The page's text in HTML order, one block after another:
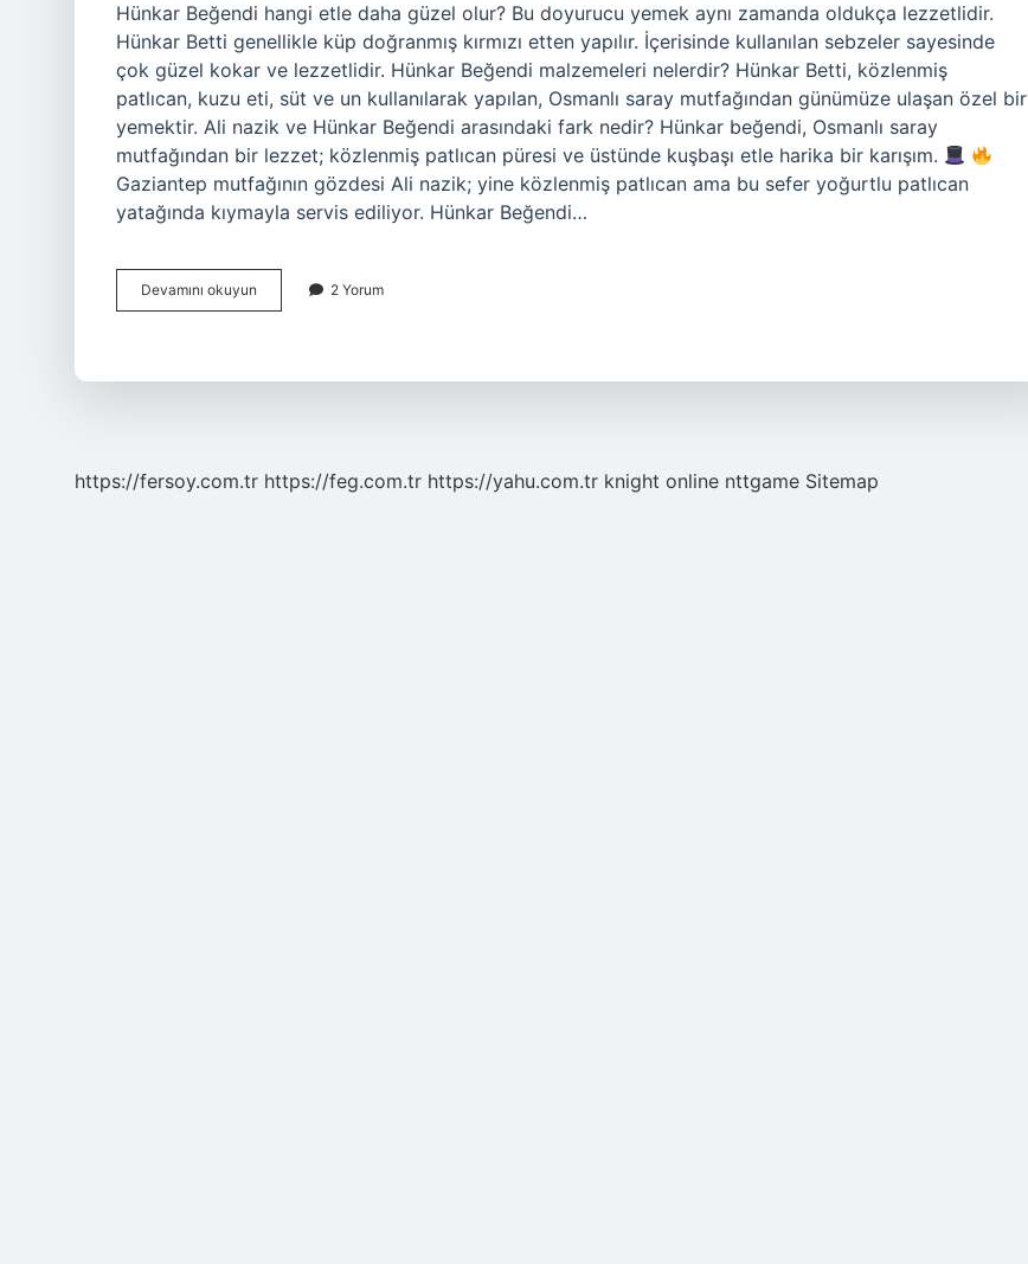
Hünkar Beğendi hangi etle daha güzel olur? Bu doyurucu yemek aynı zamanda oldukça lezzetlidir.
Hünkar Betti genellikle küp doğranmış kırmızı etten yapılır. İçerisinde kullanılan sebzeler sayesinde
çok güzel kokar ve lezzetlidir. Hünkar Beğendi malzemeleri nelerdir? Hünkar Betti, közlenmiş
patlıcan, kuzu eti, süt ve un kullanılarak yapılan, Osmanlı saray mutfağından günümüze ulaşan özel bir
yemektir. Ali nazik ve Hünkar Beğendi arasındaki fark nedir? Hünkar beğendi, Osmanlı saray
mutfağından bir lezzet; közlenmiş patlıcan püresi ve üstünde kuşbaşı etle harika bir karışım.
Gaziantep mutfağının gözdesi Ali nazik; yine közlenmiş patlıcan ama bu sefer yoğurtlu patlıcan
yatağında kıymayla servis ediliyor. Hünkar Beğendi…
Devamını okuyun
Beğendi
2 Yorum
https://fersoy.com.tr https://feg.com.tr https://yahu.com.tr knight online nttgame Sitemap